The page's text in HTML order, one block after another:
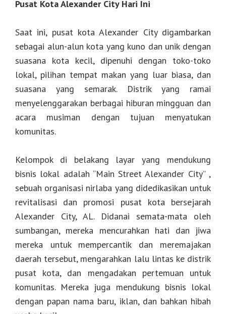
Pusat Kota Alexander City Hari Ini
Saat ini, pusat kota Alexander City digambarkan
sebagai alun-alun kota yang kuno dan unik dengan
suasana kota kecil, dipenuhi dengan toko-toko
lokal, pilihan tempat makan yang luar biasa, dan
suasana yang semarak. Distrik yang ramai
menyelenggarakan berbagai hiburan mingguan dan
acara musiman dengan tujuan menyatukan
komunitas.
Kelompok di belakang layar yang mendukung
bisnis lokal adalah “Main Street Alexander City” ,
sebuah organisasi nirlaba yang didedikasikan untuk
revitalisasi dan promosi pusat kota bersejarah
Alexander City, AL. Didanai semata-mata oleh
sumbangan, mereka mencurahkan hati dan jiwa
mereka untuk mempercantik dan meremajakan
daerah tersebut, mengarahkan lalu lintas ke distrik
pusat kota, dan mengadakan pertemuan untuk
komunitas. Mereka juga mendukung bisnis lokal
dengan papan nama baru, iklan, dan bahkan hibah